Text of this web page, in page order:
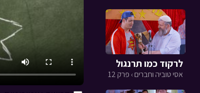
לרקוד כמו תרנגול
אסי טוביה וחברים › פרק 12